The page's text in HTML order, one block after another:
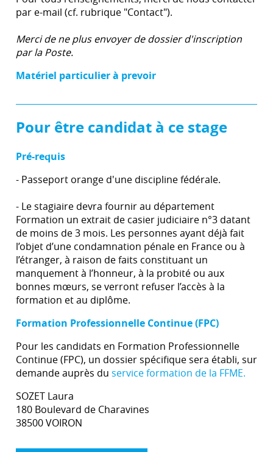
par e-mail (cf. rubrique "Contact").
Merci de ne plus envoyer de dossier d'inscription
par la Poste.
Matériel particulier à prevoir
Pour être candidat à ce stage
Pré-requis
- Passeport orange d'une discipline fédérale.
- Le stagiaire devra fournir au département
Formation un extrait de casier judiciaire n°3 datant
de moins de 3 mois. Les personnes ayant déjà fait
l’objet d’une condamnation pénale en France ou à
l’étranger, à raison de faits constituant un
manquement à l’honneur, à la probité ou aux
bonnes mœurs, se verront refuser l’accès à la
formation et au diplôme.
Formation Professionnelle Continue (FPC)
Pour les candidats en Formation Professionnelle
Continue (FPC), un dossier spécifique sera établi, sur
demande auprès du service formation de la FFME.
SOZET Laura
180 Boulevard de Charavines
38500 VOIRON